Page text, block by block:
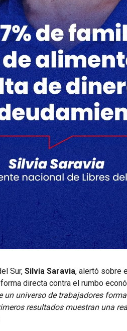
Sur, Silvia Saravia, alertó sobre
directa contra el rumbo
un universo de trabajadores
resultados muestran una